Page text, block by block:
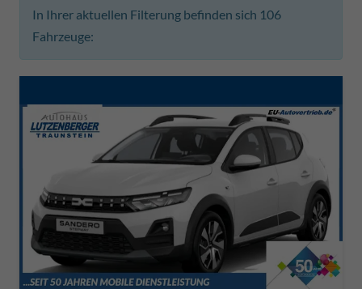
In Ihrer aktuellen Filterung befinden sich 106
Fahrzeuge: